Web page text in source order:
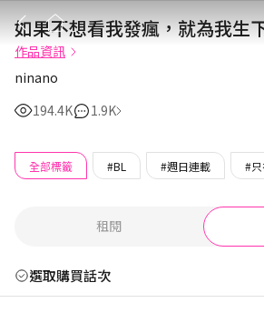
如
如果不想看我發瘋，就為我生
作品資訊
ninano
194.4K
1.9K
全部標籤 #BL #週日連載 #只
租閱
選取購買話次